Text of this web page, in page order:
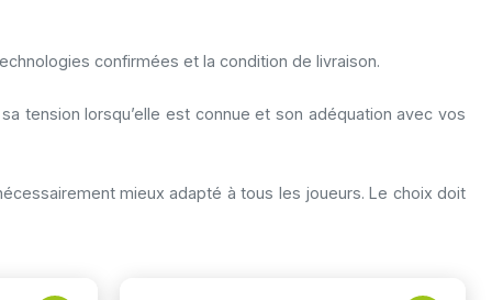
confirmées et la condition de livraison.
tension lorsqu’elle est connue et son adéquation avec vos
mieux adapté à tous les joueurs. Le choix doit